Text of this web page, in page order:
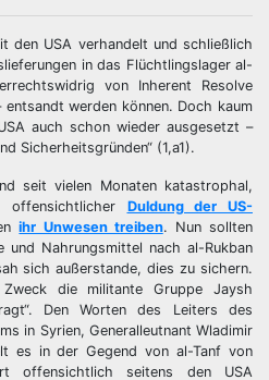
den USA verhandelt und schließlich
in das Flüchtlingslager al-
von Inherent Resolve
werden können. Doch kaum
auch schon wieder ausgesetzt –
Sicherheitsgründen“ (1,a1).
seit vielen Monaten katastrophal,
Duldung der US-
ihr Unwesen treiben. Nun sollten
und Nahrungsmittel nach al-Rukban
sich außerstande, dies zu sichern.
die militante Gruppe Jaysh
Den Worten des Leiters des
in Syrien, Generalleutnant Wladimir
es in der Gegend von al-Tanf von
offensichtlich seitens den USA